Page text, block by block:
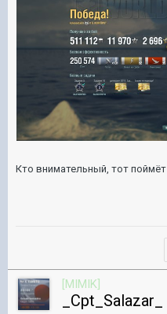
Кто внимательный, тот поймёт
[MIMIK]
_Cpt_Salazar_